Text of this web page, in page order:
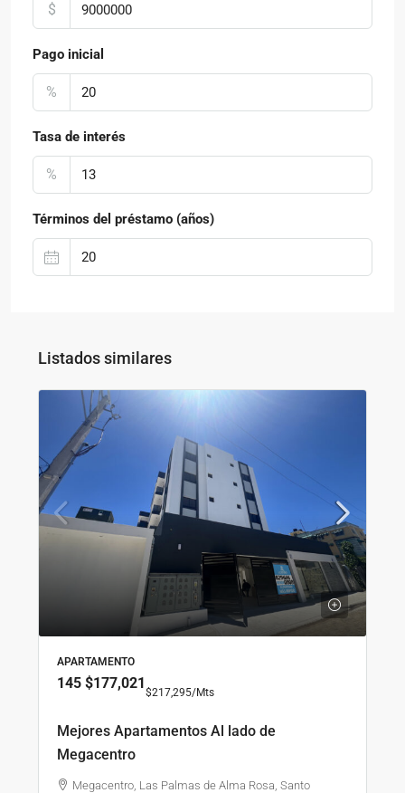
$
Pago inicial
%
Tasa de interés
%
Términos del préstamo (años)
Listados similares
APARTAMENTO
145 $177,021
$217,295/Mts
Mejores Apartamentos Al lado de
Megacentro
Megacentro, Las Palmas de Alma Rosa, Santo